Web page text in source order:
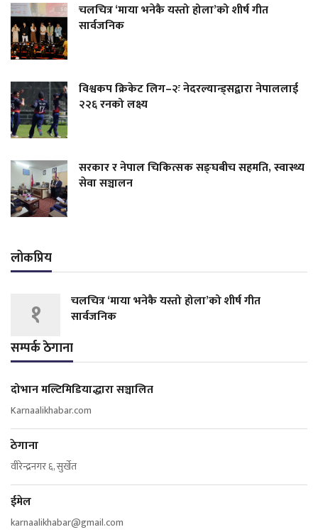
चलचित्र ‘माया भनेकै यस्तो होला’को शीर्ष गीत
सार्वजनिक
विश्वकप क्रिकेट लिग–२ः नेदरल्यान्ड्सद्वारा नेपाललाई
२२६ रनको लक्ष्य
सरकार र नेपाल चिकित्सक सङ्घबीच सहमति, स्वास्थ्य
सेवा सञ्चालन
लोकप्रिय
१
चलचित्र ‘माया भनेकै यस्तो होला’को शीर्ष गीत
सार्वजनिक
सम्पर्क ठेगाना
दोभान मल्टिमिडियाद्धारा सञ्चालित
Karnaalikhabar.com
ठेगाना
वीरेन्द्रनगर ६, सुर्खेत
ईमेल
karnaalikhabar@gmail.com